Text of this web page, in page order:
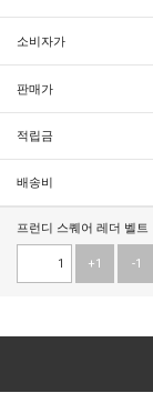
소비자가
판매가
적립금
배송비
프런디 스퀘어 레더 벨트
+1 -1